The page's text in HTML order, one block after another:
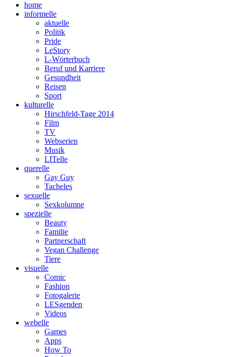
home
informelle
aktuelle
Politik
Pride
LeStory
L-Wörterbuch
Beruf und Karriere
Gesundheit
Reisen
Sport
kulturelle
Hirschfeld-Tage 2014
Film
TV
Webserien
Musik
LITelle
querelle
Gay Guy
Tacheles
sexuelle
Sexkolumne
spezielle
Beauty
Familie
Partnerschaft
Vegan Challenge
Tiere
visuelle
Comic
Fashion
Fotogalerie
LESgenden
Videos
webelle
Games
Apps
How To